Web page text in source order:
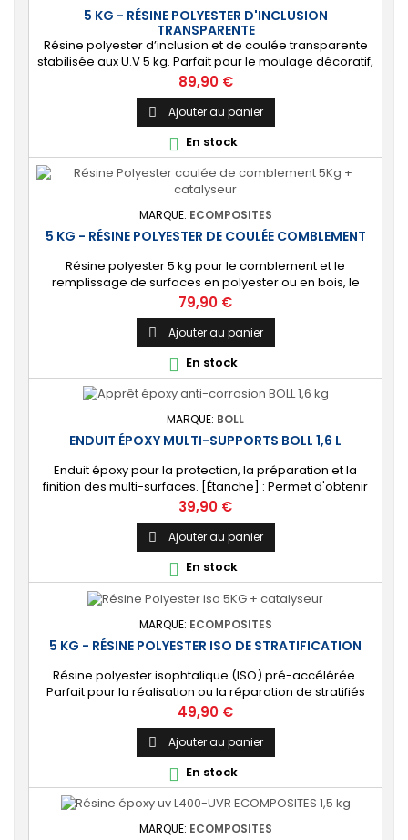
5 KG - RÉSINE POLYESTER D'INCLUSION
TRANSPARENTE
Résine polyester d’inclusion et de coulée transparente
stabilisée aux U.V 5 kg. Parfait pour le moulage décoratif,
l’inclusion et la réalisation de pièces. ⚙️ [Polyvalente]
Convient à tout type de projet de coulée et d’inclusion :
orgonite, objet publicitaire, moulage décoratif, collection
d’insectes, imitation du verre. 🔝 [Facile à utiliser]...
Prix
89,90 €
 Ajouter au panier
 En stock
MARQUE: ECOMPOSITES
5 KG - RÉSINE POLYESTER DE COULÉE COMBLEMENT
Résine polyester 5 kg pour le comblement et le
remplissage de surfaces en polyester ou en bois, le
scellement d’armatures métalliques et composites ou le
renforcement de pièces. ⚙️ [Polyvalente] Permet le
coulage d’une masse solide de forte épaisseur.
Convient pour une large gamme d’applications :
nautisme, bâtiment, carrosserie, industrie. 🔝 [Facile à...
Prix
79,90 €
 Ajouter au panier
 En stock
MARQUE: BOLL
ENDUIT ÉPOXY MULTI-SUPPORTS BOLL 1,6 L
Enduit époxy pour la protection, la préparation et la
finition des multi-surfaces. [Étanche] : Permet d'obtenir
une surface étanche et résistante aux chocs.
[Préparation] : Fait office de primaire pour les couches
suivantes. Livré avec son durcisseur.
Prix
39,90 €
 Ajouter au panier
 En stock
MARQUE: ECOMPOSITES
5 KG - RÉSINE POLYESTER ISO DE STRATIFICATION
Résine polyester isophtalique (ISO) pré-accélérée.
Parfait pour la réalisation ou la réparation de stratifiés
composites. ⚙️ [Polyvalente] Convient à tout type de
besoin : bateau, piscine, carrosserie, modélisme,
moulage au contact, décoration et objet d'art, etc. 🔝
[Facile à utiliser] S’applique au rouleau enducteur, au
pinceau ou au pistolet à gravité....
Prix
49,90 €
 Ajouter au panier
 En stock
MARQUE: ECOMPOSITES